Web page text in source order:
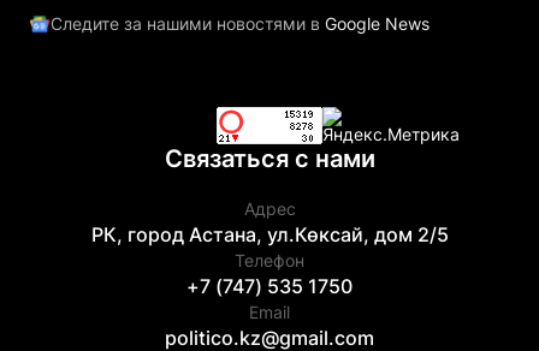
Следите за нашими новостями в Google News
Связаться с нами
Адрес
РК, город Астана, ул.Көксай, дом 2/5
Телефон
+7 (747) 535 1750
Email
politico.kz@gmail.com